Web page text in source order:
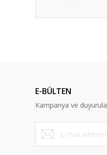
Ürün
Ürün fiyatı diğer
Bu ürüne benzer
M... Z... | 24/06/2026
S... K... | 14/05/2026
E-BÜLTEN
Kampanya ve